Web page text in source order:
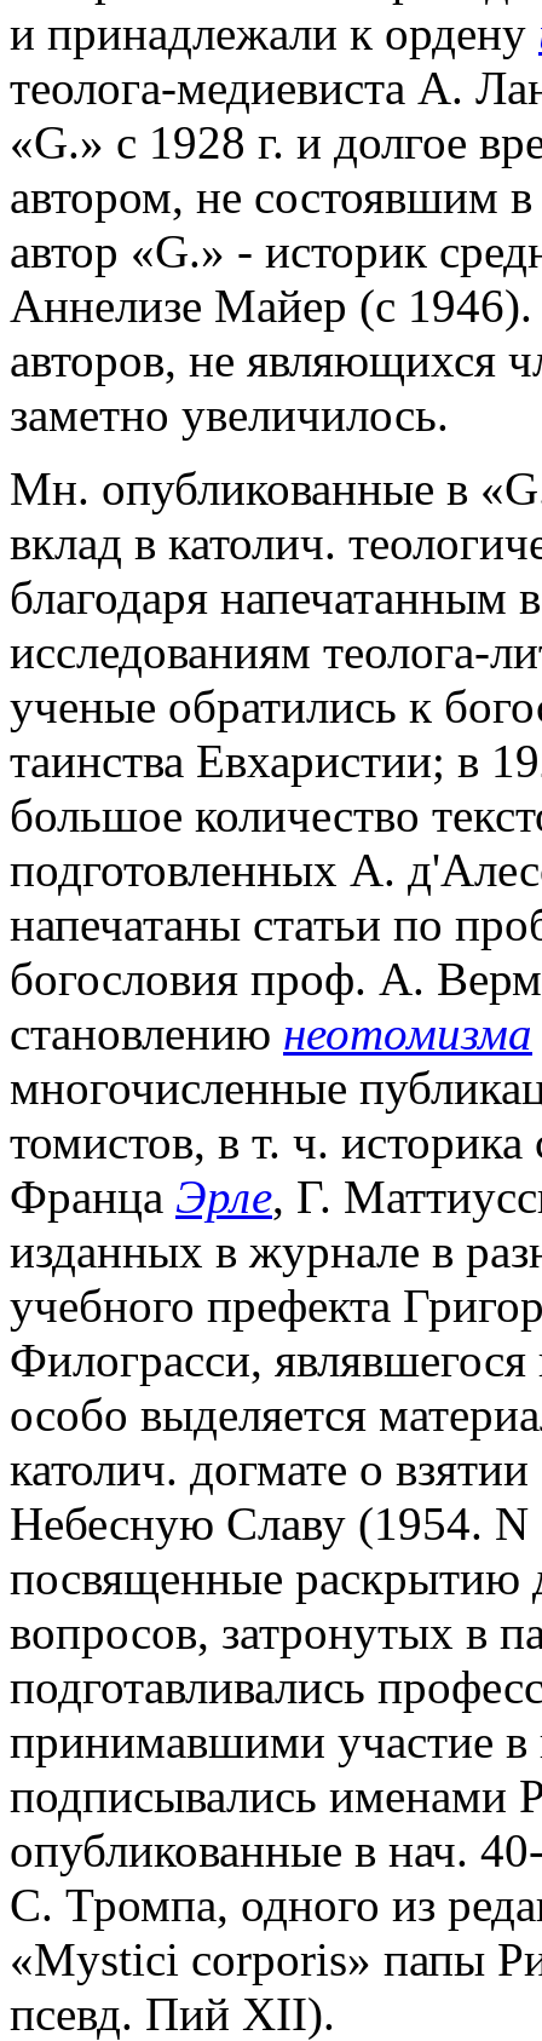
и принадлежали к ордену
теолога-медиевиста А.
«G.» с 1928 г. и долгое
автором, не состоявшим
автор «G.» - историк
Аннелизе Майер (с
авторов, не являющихся
заметно увеличилось.
Мн. опубликованные в
вклад в католич.
благодаря напечатанным
исследованиям теолога-
ученые обратились к
таинства Евхаристии; в
большое количество
подготовленных А.
напечатаны статьи по
богословия проф. А.
становлению неотомизма
многочисленные
томистов, в т. ч. историка
Франца Эрле, Г.
изданных в журнале в
учебного префекта
Филограсси,
особо выделяется
католич. догмате о
Небесную Славу (1954.
посвященные раскрытию
вопросов, затронутых в
подготавливались
принимавшими участие в
подписывались именами
опубликованные в нач.
С. Тромпа, одного из
«Mystici corporis» папы
псевд. Пий XII).